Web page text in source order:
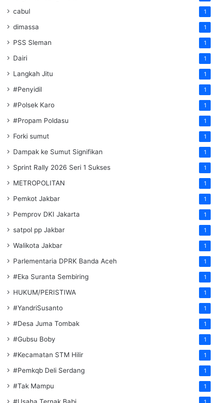
cabul 1
dimassa 1
PSS Sleman 1
Dairi 1
Langkah Jitu 1
#Penyidil 1
#Polsek Karo 1
#Propam Poldasu 1
Forki sumut 1
Dampak ke Sumut Signifikan 1
Sprint Rally 2026 Seri 1 Sukses 1
METROPOLITAN 1
Pemkot Jakbar 1
Pemprov DKI Jakarta 1
satpol pp Jakbar 1
Walikota Jakbar 1
Parlementaria DPRK Banda Aceh 1
#Eka Suranta Sembiring 1
HUKUM/PERISTIWA 1
#YandriSusanto 1
#Desa Juma Tombak 1
#Gubsu Boby 1
#Kecamatan STM Hilir 1
#Pemkqb Deli Serdang 1
#Tak Mampu 1
#Usaha Ternak Babi